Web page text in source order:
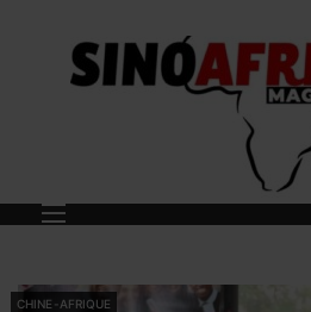
CHINE-AFRIQUE